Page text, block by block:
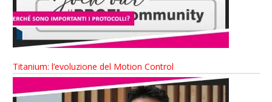
Titanium: l’evoluzione del Motion Control